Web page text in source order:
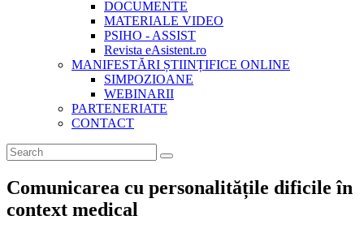
DOCUMENTE
MATERIALE VIDEO
PSIHO - ASSIST
Revista eAsistent.ro
MANIFESTĂRI ȘTIINȚIFICE ONLINE
SIMPOZIOANE
WEBINARII
PARTENERIATE
CONTACT
Comunicarea cu personalitățile dificile în
context medical